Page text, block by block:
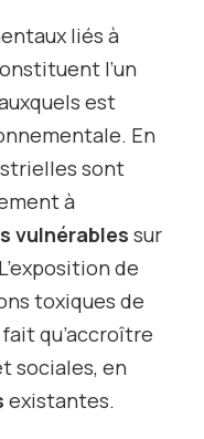
liés à
l’un
est
En
sont
à
vulnérables sur
de
toxiques de
qu’accroître
sociales, en
existantes.